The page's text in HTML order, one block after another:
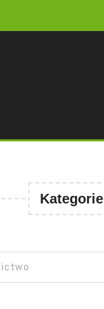
Kategorie